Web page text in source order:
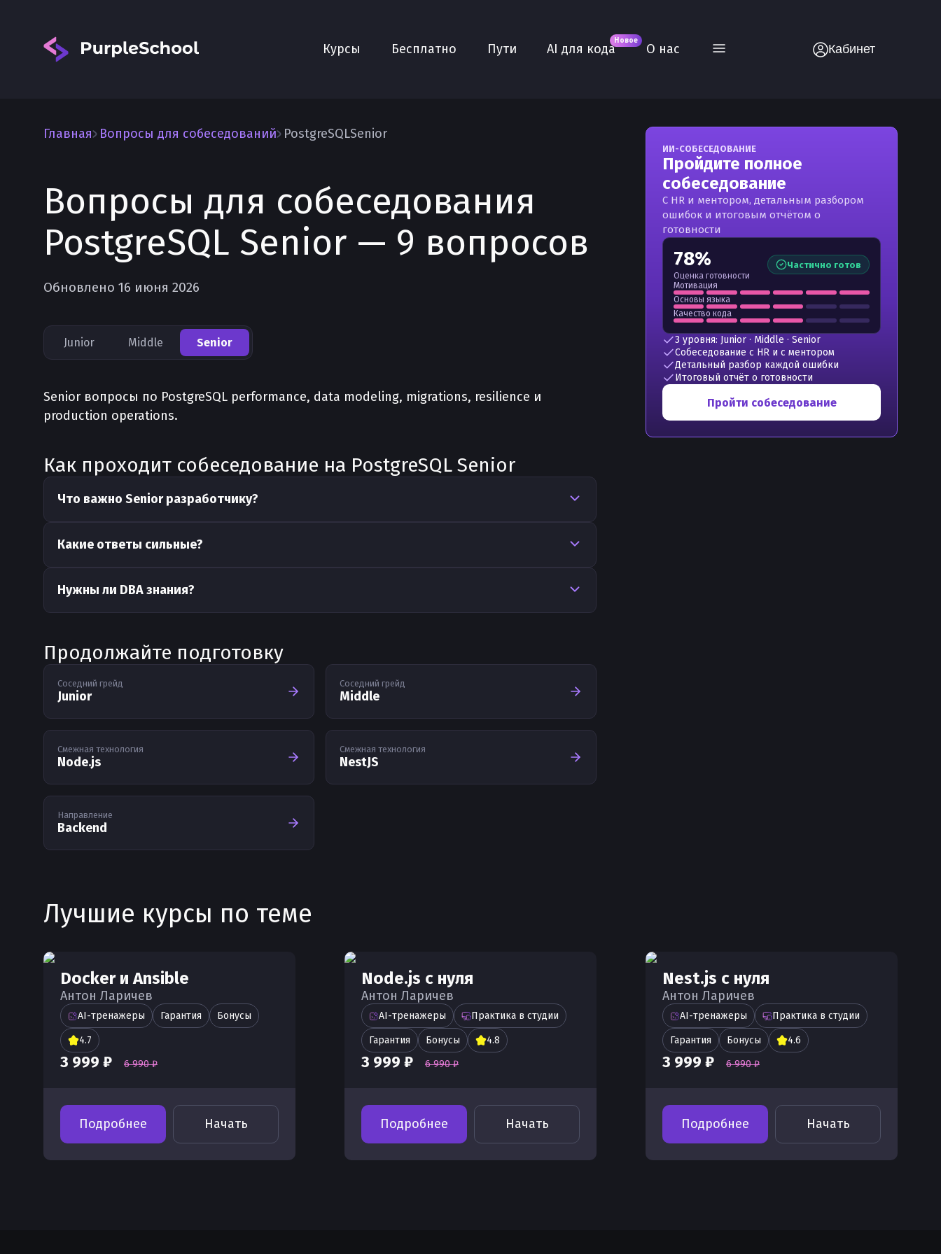
Курсы Бесплатно Пути AI для кода
Новое
О нас Кабинет
О нас
AI Собеседование
Вход
Главная Вопросы для собеседований PostgreSQLSenior
Вопросы для собеседования
PostgreSQL Senior — 9 вопросов
Обновлено 16 июня 2026
Junior Middle Senior
Senior вопросы по PostgreSQL performance, data modeling, migrations, resilience и
production operations.
Как проходит собеседование на PostgreSQL Senior
Что важно Senior разработчику?
Какие ответы сильные?
Нужны ли DBA знания?
Продолжайте подготовку
Соседний грейд
Junior
Соседний грейд
Middle
Смежная технология
Node.js
Смежная технология
NestJS
Направление
Backend
ИИ-СОБЕСЕДОВАНИЕ
Пройдите полное
собеседование
С HR и ментором, детальным разбором
ошибок и итоговым отчётом о
готовности
78%
Оценка готовности
Частично готов
Мотивация
Основы языка
Качество кода
3 уровня: Junior · Middle · Senior
Собеседование с HR и с ментором
Детальный разбор каждой ошибки
Итоговый отчёт о готовности
Пройти собеседование
Лучшие курсы по теме
Docker и Ansible
Антон Ларичев
AI-тренажеры Гарантия Бонусы
4.7
3 999 ₽ 6 990 ₽
Подробнее Начать
Node.js с нуля
Антон Ларичев
AI-тренажеры Практика в студии
Гарантия Бонусы 4.8
3 999 ₽ 6 990 ₽
Подробнее Начать
Nest.js с нуля
Антон Ларичев
AI-тренажеры Практика в студии
Гарантия Бонусы 4.6
3 999 ₽ 6 990 ₽
Подробнее Начать